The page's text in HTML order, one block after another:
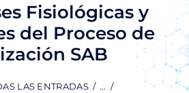
Fisiológicas y
del Proceso de
SAB
LAS ENTRADAS
...